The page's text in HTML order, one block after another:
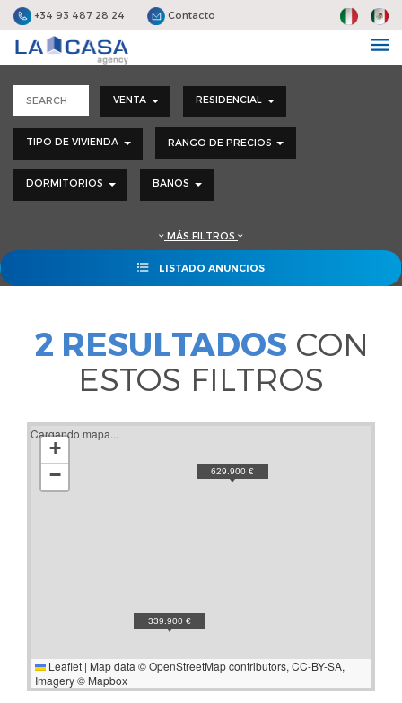
+34 93 487 28 24 Contacto
VENTA RESIDENCIAL
TIPO DE VIVIENDA RANGO DE PRECIOS
DORMITORIOS BAÑOS
MÁS FILTROS
LISTADO ANUNCIOS
2 RESULTADOS CON
ESTOS FILTROS
Cargando mapa...
629.900 €
339.900 €
+
−
Leaflet | Map data ©OpenStreetMapcontributors, CC-BY-SA,
Imagery © Mapbox